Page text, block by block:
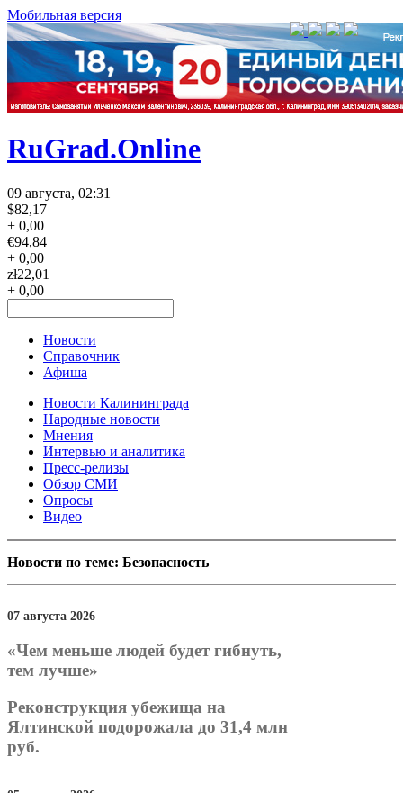
Мобильная версия
RuGrad.Online
09 августа, 02:31
$82,17
+ 0,00
€94,84
+ 0,00
zł22,01
+ 0,00
Новости
Справочник
Афиша
Новости Калининграда
Народные новости
Мнения
Интервью и аналитика
Пресс-релизы
Обзор СМИ
Опросы
Видео
Новости по теме: Безопасность
07 августа 2026
«Чем меньше людей будет гибнуть,
тем лучше»
Реконструкция убежища на
Ялтинской подорожала до 31,4 млн
руб.